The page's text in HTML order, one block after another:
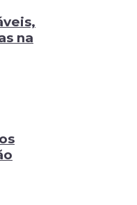
na